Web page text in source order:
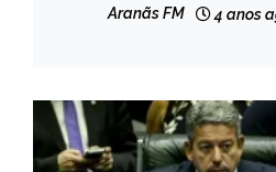
Aranãs FM 4 anos